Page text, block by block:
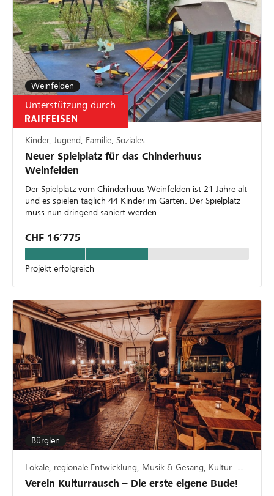
Weinfelden
Unterstützung durch
Kinder, Jugend, Familie, Soziales
Neuer Spielplatz für das Chinderhuus
Weinfelden
Der Spielplatz vom Chinderhuus Weinfelden ist 21 Jahre alt
und es spielen täglich 44 Kinder im Garten. Der Spielplatz
muss nun dringend saniert werden
CHF 16’775
Projekt erfolgreich
Bürglen
Lokale, regionale Entwicklung, Musik & Gesang, Kultur & Kunst
Verein Kulturrausch – Die erste eigene Bude!